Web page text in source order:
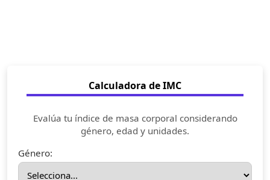
Calculadora de IMC
Evalúa tu índice de masa corporal considerando
género, edad y unidades.
Género: